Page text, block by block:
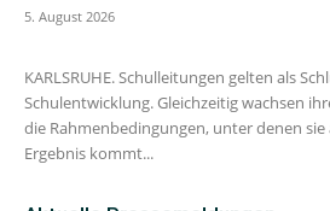
5. August 2026
KARLSRUHE. Schulleitungen gelten als
Schulentwicklung. Gleichzeitig wachsen
die Rahmenbedingungen, unter denen sie
Ergebnis kommt...